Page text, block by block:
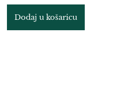
Dodaj u košaricu